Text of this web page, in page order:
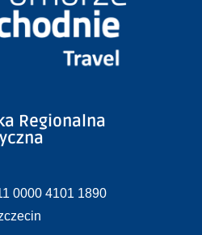
Regionalna
0000 4101 1890